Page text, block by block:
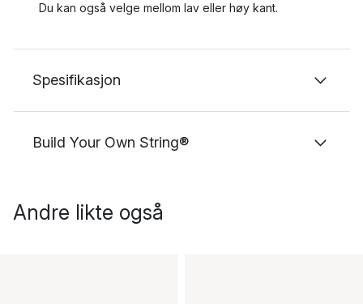
Du kan også velge mellom lav eller høy kant.
Spesifikasjon
Build Your Own String®
Andre likte også